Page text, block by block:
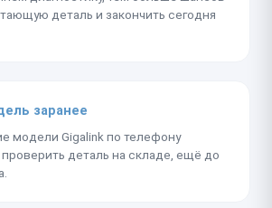
деталь и закончить сегодня
заранее
модели Gigalink по телефону
деталь на складе, ещё до